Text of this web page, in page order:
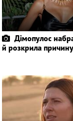
Дімопулос
й розкрила причину